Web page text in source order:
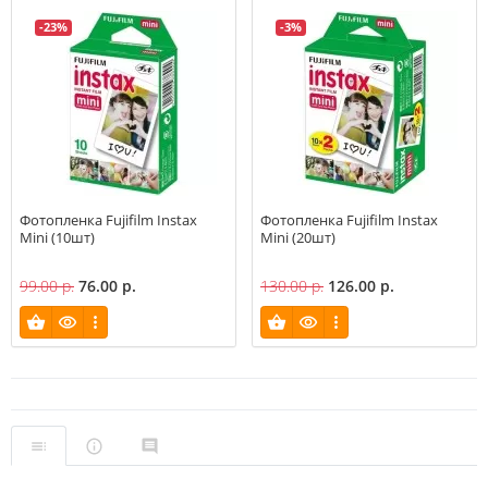
-23%
Фотопленка Fujifilm Instax
Mini (10шт)
99.00 р. 76.00 р.
-3%
Фотопленка Fujifilm Instax
Mini (20шт)
130.00 р. 126.00 р.